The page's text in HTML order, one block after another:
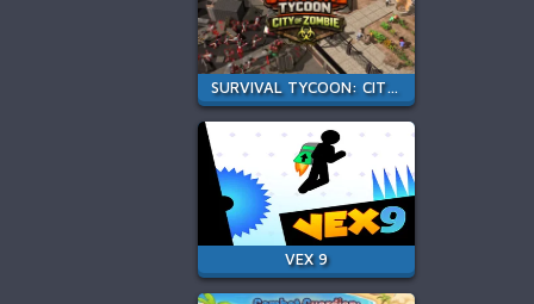
SURVIVAL TYCOON: CITY OF ZOMBIE
VEX 9